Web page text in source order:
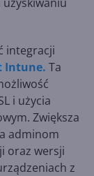
integracji
Intune. Ta
i użycia
Zwiększa
adminom
oraz wersji
z